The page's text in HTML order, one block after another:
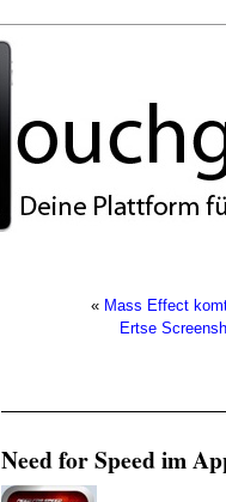
« Mass Effect
Ertse
Need for Speed im